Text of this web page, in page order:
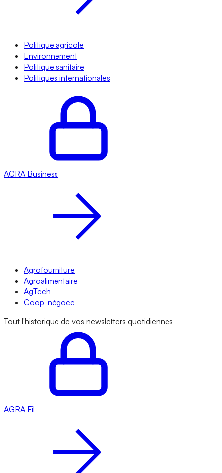
Politique agricole
Environnement
Politique sanitaire
Politiques internationales
AGRA Business
Agrofourniture
Agroalimentaire
AgTech
Coop-négoce
Tout l'historique de vos newsletters quotidiennes
AGRA Fil